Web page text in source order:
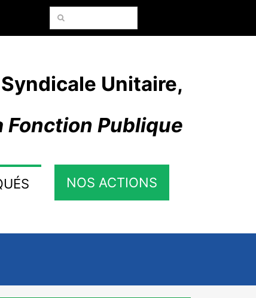
Rechercher:
Unitaire,
Fonction Publique
NOS ACTIONS